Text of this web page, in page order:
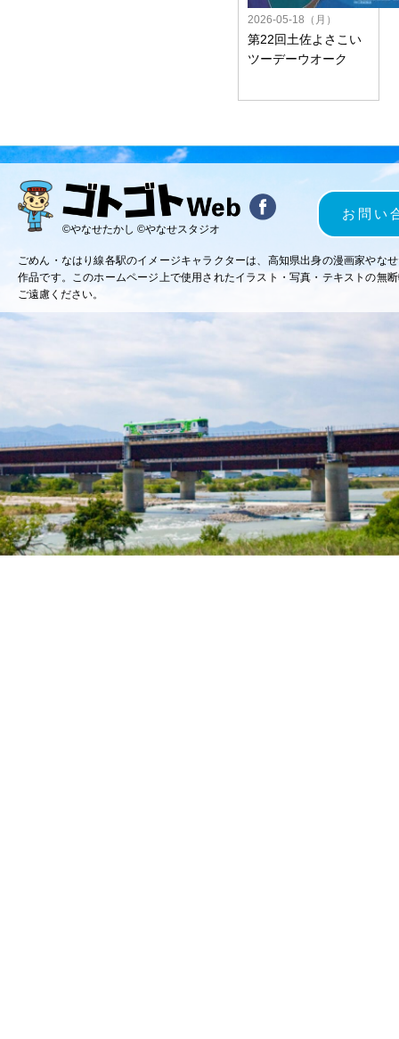
2026-05-18（月）
第22回土佐よさこい
ツーデーウオーク
©やなせたかし ©やなせスタジオ
お問い
ごめん・なはり線各駅のイメージキャラクターは、高知県出身の漫画家やな
作品です。このホームページ上で使用されたイラスト・写真・テキストの無
ご遠慮ください。